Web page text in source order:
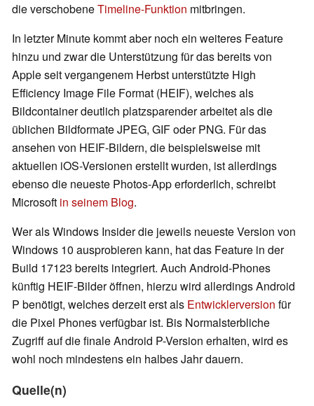
die verschobeneTimeline-Funktion mitbringen.
In letzter Minute kommt aber noch ein weiteres Feature
hinzu und zwar die Unterstützung für das bereits von
Apple seit vergangenem Herbst unterstützte High
Efficiency Image File Format (HEIF), welches als
Bildcontainer deutlich platzsparender arbeitet als die
üblichen Bildformate JPEG, GIF oder PNG. Für das
ansehen von HEIF-Bildern, die beispielsweise mit
aktuellen iOS-Versionen erstellt wurden, ist allerdings
ebenso die neueste Photos-App erforderlich, schreibt
Microsoft in seinem Blog.
Wer als Windows Insider die jeweils neueste Version von
Windows 10 ausprobieren kann, hat das Feature in der
Build 17123 bereits integriert. Auch Android-Phones
künftig HEIF-Bilder öffnen, hierzu wird allerdings Android
P benötigt, welches derzeit erst als Entwicklerversion für
die Pixel Phones verfügbar ist. Bis Normalsterbliche
Zugriff auf die finale Android P-Version erhalten, wird es
wohl noch mindestens ein halbes Jahr dauern.
Quelle(n)